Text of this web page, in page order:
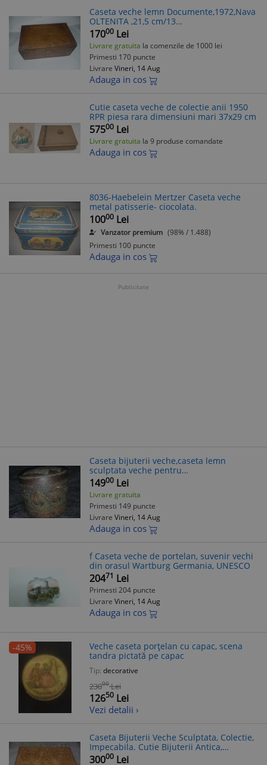
Caseta veche lemn Documente,1972,Nava
OLTENITA ,21,5 cm/13
cm/9,5cm,T.GRATUIT
17000 Lei
Livrare gratuita la comenzile de 1000 lei
Primesti 170 puncte
Livrare Vineri, 14 Aug
Adauga in cos
Cutie caseta veche de colectie anii 1950
RPR piesa rara dimensiuni mari 37x29 cm
57500 Lei
Livrare gratuita la 9 produse comandate
Adauga in cos
8036-Haebelein Mertzer Caseta veche
metal patisserie- ciocolata.
10000 Lei
Vanzator premium (98% / 1.488)
Primesti 100 puncte
Adauga in cos
Publicitate
Caseta bijuterii veche,caseta lemn
sculptata veche pentru
bijuterii,colectie,T.G
14900 Lei
Livrare gratuita
Primesti 149 puncte
Livrare Vineri, 14 Aug
Adauga in cos
f Caseta veche de portelan, suvenir vechi
din orasul Wartburg Germania, UNESCO
20471 Lei
Primesti 204 puncte
Livrare Vineri, 14 Aug
Adauga in cos
-45%
Veche caseta porțelan cu capac, scena
tandra pictată pe capac
Tip: decorative
23000 Lei
12650 Lei
Vezi detalii ›
Caseta Bijuterii Veche Sculptata, Colectie,
Impecabila. Cutie Bijuterii Antica,
Transport Gratuit
30000 Lei